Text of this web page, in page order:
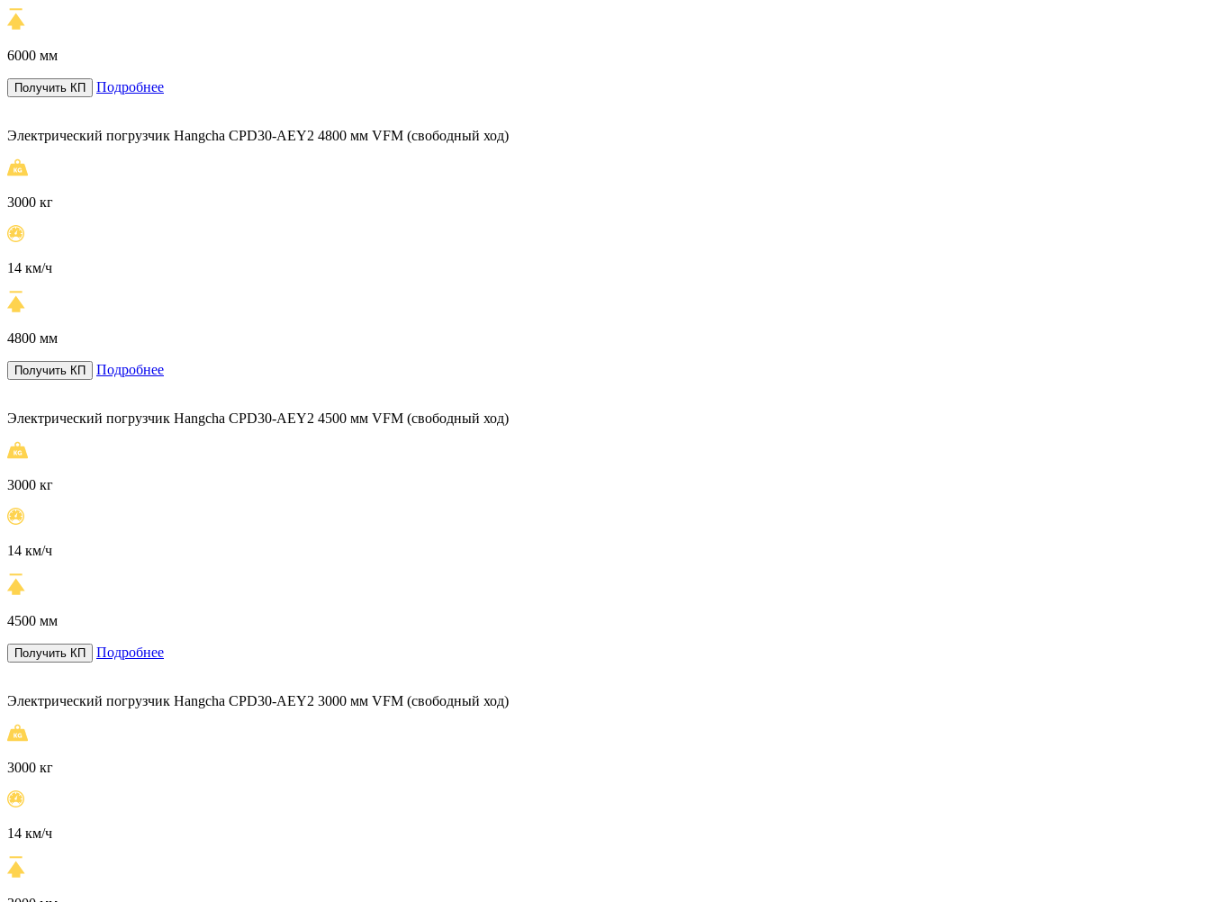
6000 мм
Получить КП Подробнее
Электрический погрузчик Hangcha CPD30-AEY2 4800 мм VFM (свободный ход)
3000 кг
14 км/ч
4800 мм
Получить КП Подробнее
Электрический погрузчик Hangcha CPD30-AEY2 4500 мм VFM (свободный ход)
3000 кг
14 км/ч
4500 мм
Получить КП Подробнее
Электрический погрузчик Hangcha CPD30-AEY2 3000 мм VFM (свободный ход)
3000 кг
14 км/ч